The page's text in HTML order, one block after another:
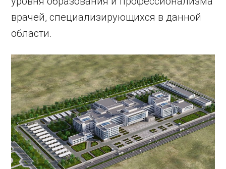
врачей, специализирующихся в данной
области.